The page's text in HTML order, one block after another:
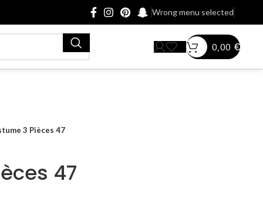
Wrong menu selected
0,00€
3 Pièces 47
47